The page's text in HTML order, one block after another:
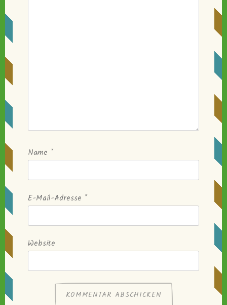
Name *
E-Mail-Adresse *
Website